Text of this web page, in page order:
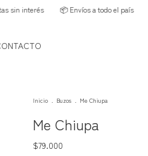
📦 Envíos a todo el país 💳 3
Inicio . Buzos . Me Chiupa
Me Chiupa
$79.000